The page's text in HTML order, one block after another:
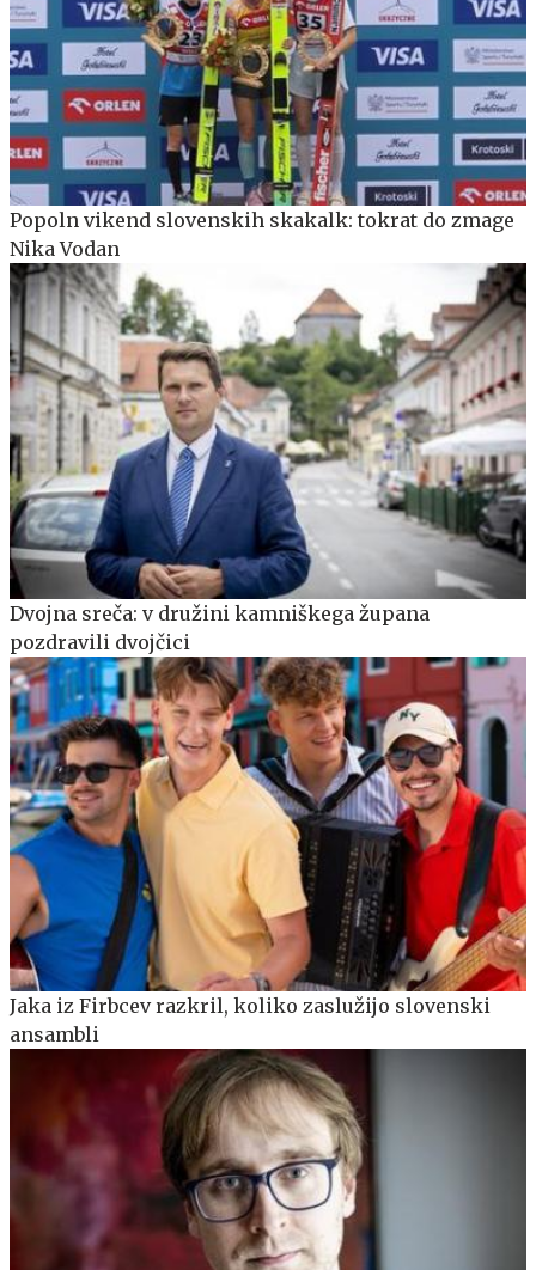
Popoln vikend slovenskih skakalk: tokrat do zmage
Nika Vodan
Dvojna sreča: v družini kamniškega župana
pozdravili dvojčici
Jaka iz Firbcev razkril, koliko zaslužijo slovenski
ansambli